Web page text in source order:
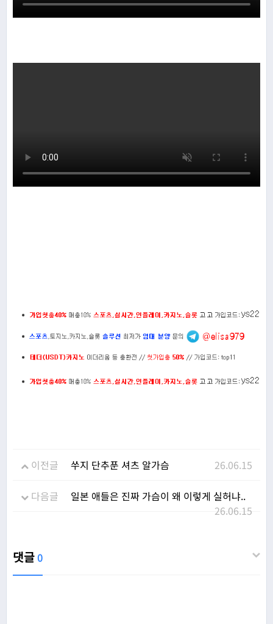
이전글 쑤지 단추푼 셔츠 알가슴 26.06.15
다음글
일본 애들은 진짜 가슴이 왜 이렇게 실허냐..
26.06.15
댓글0